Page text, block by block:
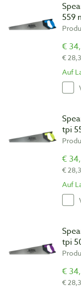
559
€
€
Auf
tpi
€
€
Auf
tpi
€
€